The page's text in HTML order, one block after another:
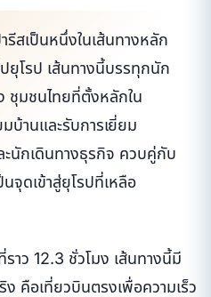
รีสเป็นหนึ่งในเส้นทางหลัก
ยุโรป เส้นทางนี้บรรทุกนัก
ชุมชนไทยที่ตั้งหลักใน
บ้านและรับการเยี่ยม
นักเดินทางธุรกิจ ควบคู่กับ
นจุดเข้าสู่ยุโรปที่เหลือ
าว 12.3 ชั่วโมง เส้นทางนี้มี
ง คือเที่ยวบินตรงเพื่อความเร็ว